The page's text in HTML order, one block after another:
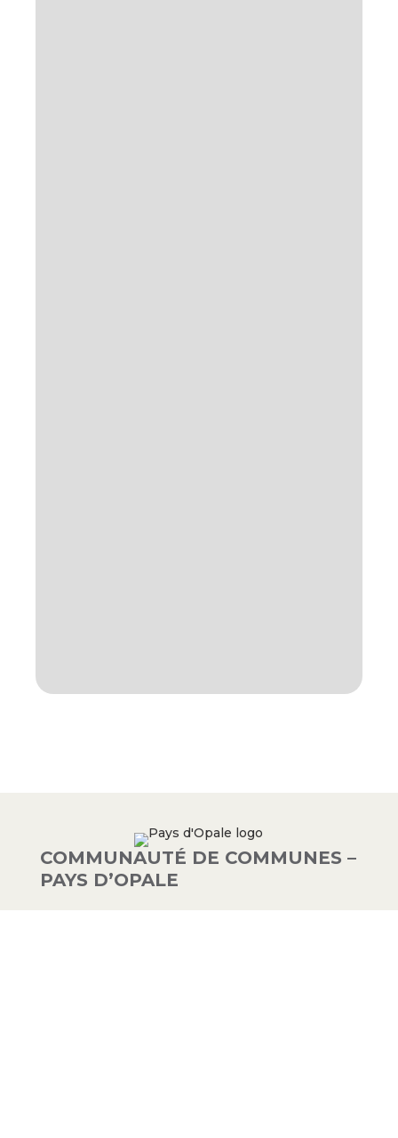
COMMUNAUTÉ DE COMMUNES –
PAYS D’OPALE